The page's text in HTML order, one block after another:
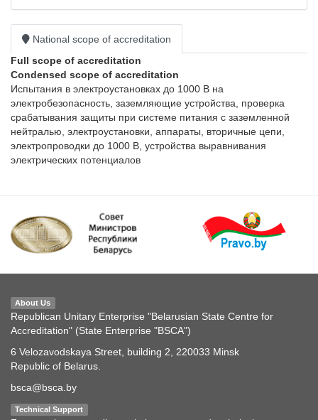
National scope of accreditation
Full scope of accreditation
Condensed scope of accreditation
Испытания в электроустановках до 1000 В на
электробезопасность, заземляющие устройства, проверка
срабатывания защиты при системе питания с заземленной
нейтралью, электроустановки, аппараты, вторичные цепи,
электропроводки до 1000 В, устройства выравнивания
электрических потенциалов
About Us
Republican Unitary Enterprise "Belarusian State Centre for
Accreditation" (State Enterprise "BSCA")
6 Velozavodskaya Street, building 2, 220033 Minsk
Republic of Belarus.
bsca@bsca.by
Technical Support